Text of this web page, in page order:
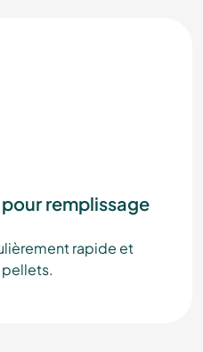
remplissage
rapide et